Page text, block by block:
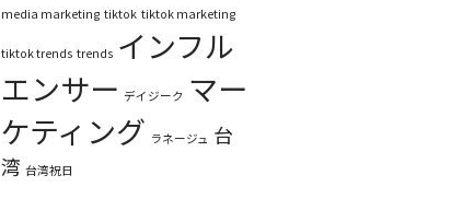
media marketing tiktok tiktok marketing
tiktok trends trends インフル
エンサー デイジーク マー
ケティング ラネージュ 台
湾 台湾祝日